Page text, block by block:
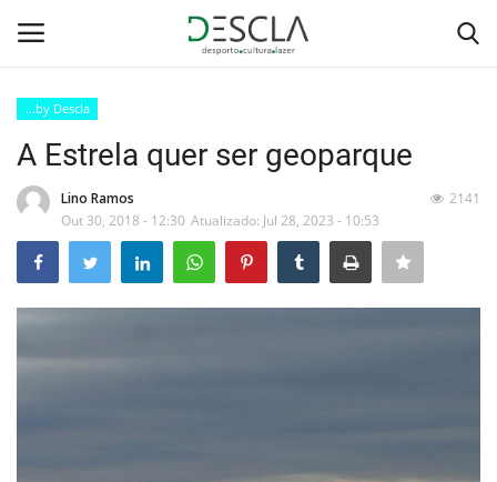
Home
...by Descla
Desporto
...by Descla
A Estrela quer ser geoparque
Lino Ramos
Out 30, 2018 - 12:30 Atualizado: Jul 28, 2023 - 10:53
2141